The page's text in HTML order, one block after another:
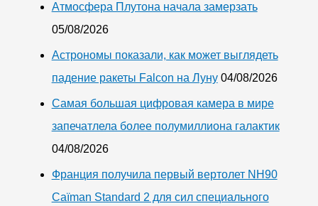
Атмосфера Плутона начала замерзать
05/08/2026
Астрономы показали, как может выглядеть
падение ракеты Falcon на Луну 04/08/2026
Самая большая цифровая камера в мире
запечатлела более полумиллиона галактик
04/08/2026
Франция получила первый вертолет NH90
Caïman Standard 2 для сил специального